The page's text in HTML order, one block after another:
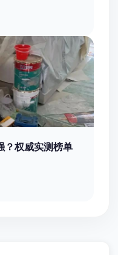
？权威实测榜单